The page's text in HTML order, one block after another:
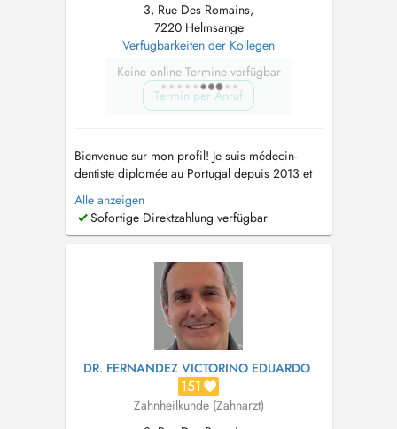
3, Rue Des Romains,
7220 Helmsange
Verfügbarkeiten der Kollegen
Keine online Termine verfügbar
Termin per Anruf
Bienvenue sur mon profil! Je suis médecin-
dentiste diplomée au Portugal depuis 2013 et
je me suis consacrée aux spécialités suivantes:
*Orthodontie (adultes et enfants) *Aligneurs
esthétiques (Clearcorrect) *Blanchiment
*Chirurgie * Dentisterie conse...
Alle anzeigen
Sofortige Direktzahlung verfügbar
DR. FERNANDEZ VICTORINO EDUARDO
151
Zahnheilkunde (Zahnarzt)